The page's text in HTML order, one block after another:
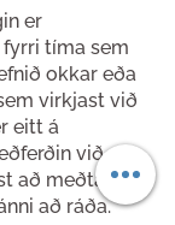
er
tíma sem
okkar eða
virkjast við
eitt á
við
að meðtaka
að ráða.